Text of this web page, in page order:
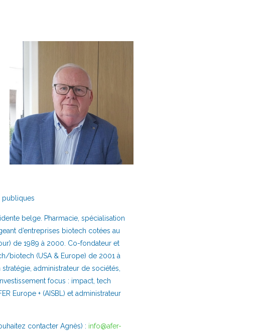
publiques
belge. Pharmacie, spécialisation
d’entreprises biotech cotées au
de 1989 à 2000. Co-fondateur et
biotech (USA & Europe) de 2001 à
administrateur de sociétés,
focus : impact, tech
Europe + (AISBL) et administrateur
contacter Agnès) : info@afer-